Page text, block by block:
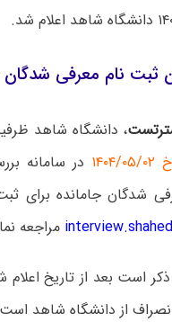
ثبت نام معرفی شدگان
، دانشگاه شاهد
در سامانه
شدگان جامانده برای
مراجعه
ذکر است بعد از تاریخ
انصراف از دانشگاه شاهد